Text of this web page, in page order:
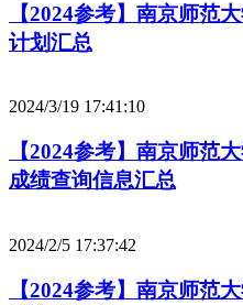
【2024参考】南京师范
计划汇总
2024/3/19 17:41:10
【2024参考】南京师范
成绩查询信息汇总
2024/2/5 17:37:42
【2024参考】南京师范